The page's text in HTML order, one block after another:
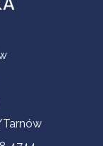
Tarnów